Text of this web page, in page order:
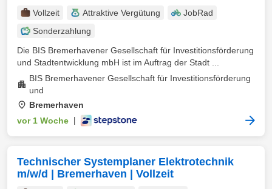
Vollzeit Attraktive Vergütung
JobRad
Sonderzahlung
Die BIS Bremerhavener Gesellschaft für Investitionsförderung
und Stadtentwicklung mbH ist im Auftrag der Stadt ...
BIS Bremerhavener Gesellschaft für Investitionsförderung
und
Bremerhaven
vor 1 Woche
Technischer Systemplaner Elektrotechnik
m/w/d | Bremerhaven | Vollzeit